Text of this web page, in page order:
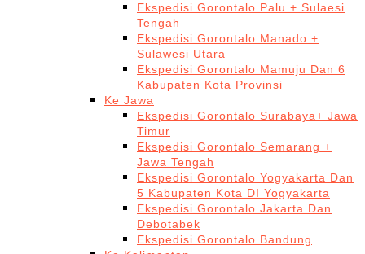
Ekspedisi Gorontalo Palu + Sulaesi
Tengah
Ekspedisi Gorontalo Manado +
Sulawesi Utara
Ekspedisi Gorontalo Mamuju Dan 6
Kabupaten Kota Provinsi
Ke Jawa
Ekspedisi Gorontalo Surabaya+ Jawa
Timur
Ekspedisi Gorontalo Semarang +
Jawa Tengah
Ekspedisi Gorontalo Yogyakarta Dan
5 Kabupaten Kota DI Yogyakarta
Ekspedisi Gorontalo Jakarta Dan
Debotabek
Ekspedisi Gorontalo Bandung